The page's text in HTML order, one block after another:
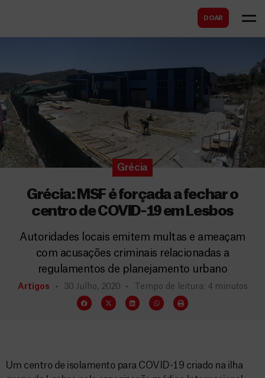
DOAR
r
Grécia
Grécia: MSF é forçada a fechar o
centro de COVID-19 em Lesbos
Autoridades locais emitem multas e ameaçam
com acusações criminais relacionadas a
regulamentos de planejamento urbano
Artigos 30 Julho, 2020 Tempo de leitura: 4 minutos
Um centro de isolamento para COVID-19 criado na ilha